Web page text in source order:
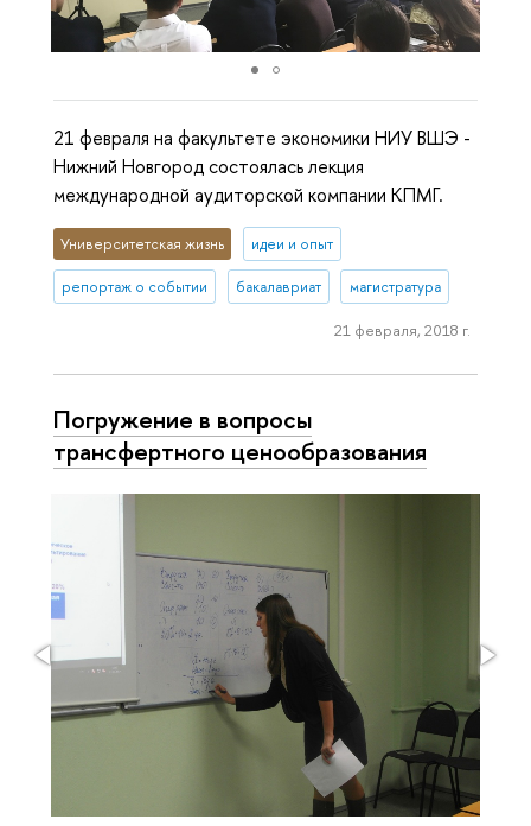
21 февраля на факультете экономики НИУ ВШЭ -
Нижний Новгород состоялась лекция
международной аудиторской компании КПМГ.
Университетская жизнь идеи и опыт
репортаж о событии бакалавриат магистратура
21 февраля, 2018 г.
Погружение в вопросы
трансфертного ценообразования